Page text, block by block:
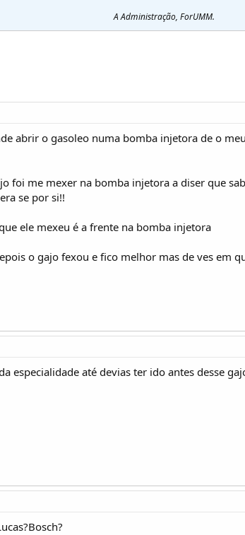
A Administração, ForUMM.
abrir o gasoleo numa bomba injetora de o
foi me mexer na bomba injetora a diser que
se por si!!
ele mexeu é a frente na bomba injetora
o gajo fexou e fico melhor mas de ves em
especialidade até devias ter ido antes desse